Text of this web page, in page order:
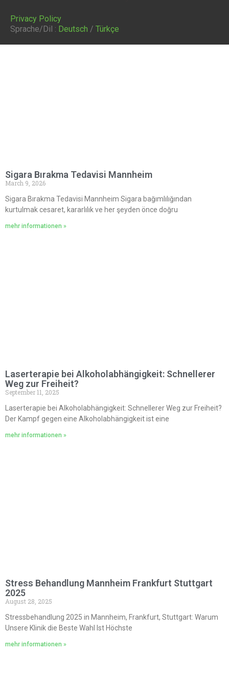
Privacy Policy
Sprache/Dil : Deutsch / Türkçe
Sigara Bırakma Tedavisi Mannheim
March 9, 2026
Sigara Bırakma Tedavisi Mannheim Sigara bağımlılığından
kurtulmak cesaret, kararlılık ve her şeyden önce doğru
mehr informationen »
Laserterapie bei Alkoholabhängigkeit: Schnellerer
Weg zur Freiheit?
September 11, 2025
Laserterapie bei Alkoholabhängigkeit: Schnellerer Weg zur Freiheit?
Der Kampf gegen eine Alkoholabhängigkeit ist eine
mehr informationen »
Stress Behandlung Mannheim Frankfurt Stuttgart
2025
August 28, 2025
Stressbehandlung 2025 in Mannheim, Frankfurt, Stuttgart: Warum
Unsere Klinik die Beste Wahl Ist Höchste
mehr informationen »